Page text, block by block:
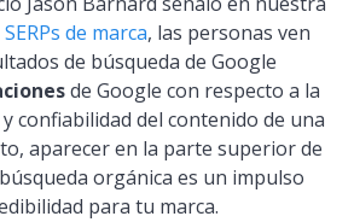
de marca, las personas ven
de búsqueda de Google
de Google con respecto a la
confiabilidad del contenido de una
aparecer en la parte superior de
orgánica es un impulso
para tu marca.